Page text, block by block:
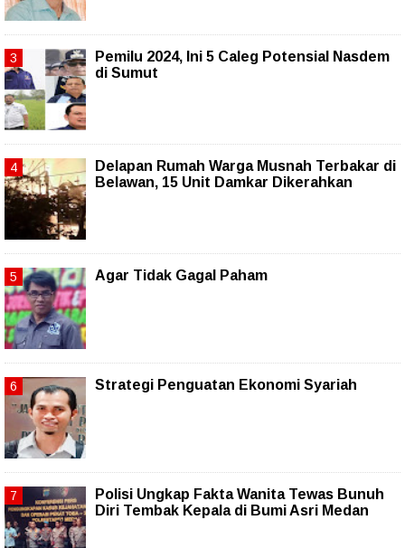
Pemilu 2024, Ini 5 Caleg Potensial Nasdem
di Sumut
Delapan Rumah Warga Musnah Terbakar di
Belawan, 15 Unit Damkar Dikerahkan
Agar Tidak Gagal Paham
Strategi Penguatan Ekonomi Syariah
Polisi Ungkap Fakta Wanita Tewas Bunuh
Diri Tembak Kepala di Bumi Asri Medan